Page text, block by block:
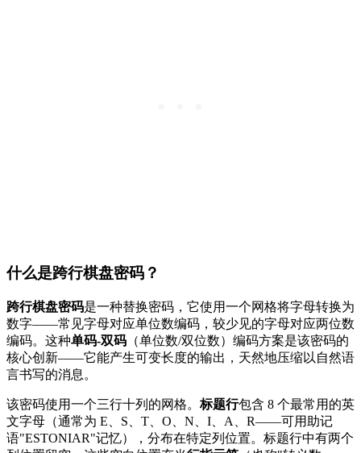
什么是跨行棋盘密码？
跨行棋盘密码是一种替换密码，它使用一个网格将字母转换为
数字——常见字母对应单位数编码，较少见的字母对应两位数
编码。这种单码-双码 （单位数/双位数）编码方案是该密码的
核心创新——它能产生可变长度的输出，天然地压缩以自然语
言书写的消息。
该密码使用一个三行十列的网格。 标题行包含 8 个最常用的英
文字母（通常为 E、S、T、O、N、I、A、R——可用助记
语"ESTONIAR"记忆），分布在特定列位置。标题行中有两个